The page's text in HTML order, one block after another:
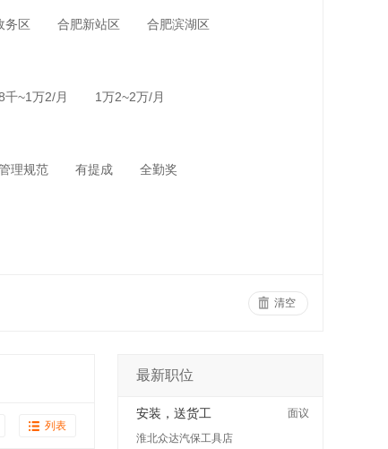
务区 合肥新站区 合肥滨湖区
千~1万2/月 1万2~2万/月
理规范 有提成 全勤奖
清空
列表
最新职位
安装，送货工
面议
淮北众达汽保工具店